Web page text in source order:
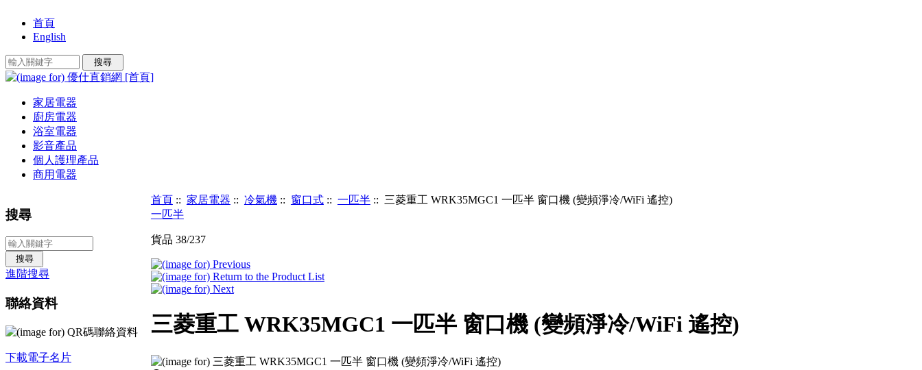
首頁
English
家居電器
廚房電器
浴室電器
影音產品
個人護理產品
商用電器
搜尋
進階搜尋
聯絡資料
下載電子名片
首頁:: 家居電器 :: 冷氣機:: 窗口式:: 一匹半:: 三菱重工 WRK35MGC1 一匹半 窗口機 (變頻淨冷/WiFi 遙控)
一匹半
貨品 38/237
三菱重工 WRK35MGC1 一匹半 窗口機 (變頻淨冷/WiFi 遙控)